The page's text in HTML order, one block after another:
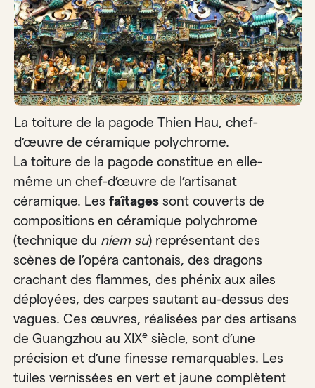
La toiture de la pagode Thien Hau, chef-
d’œuvre de céramique polychrome.
La toiture de la pagode constitue en elle-
même un chef-d’œuvre de l’artisanat
céramique. Lesfaîtages sont couverts de
compositions en céramique polychrome
(technique du niem su) représentant des
scènes de l’opéra cantonais, des dragons
crachant des flammes, des phénix aux ailes
déployées, des carpes sautant au-dessus des
vagues. Ces œuvres, réalisées par des artisans
de Guangzhou au XIXe siècle, sont d’une
précision et d’une finesse remarquables. Les
tuiles vernissées en vert et jaune complètent